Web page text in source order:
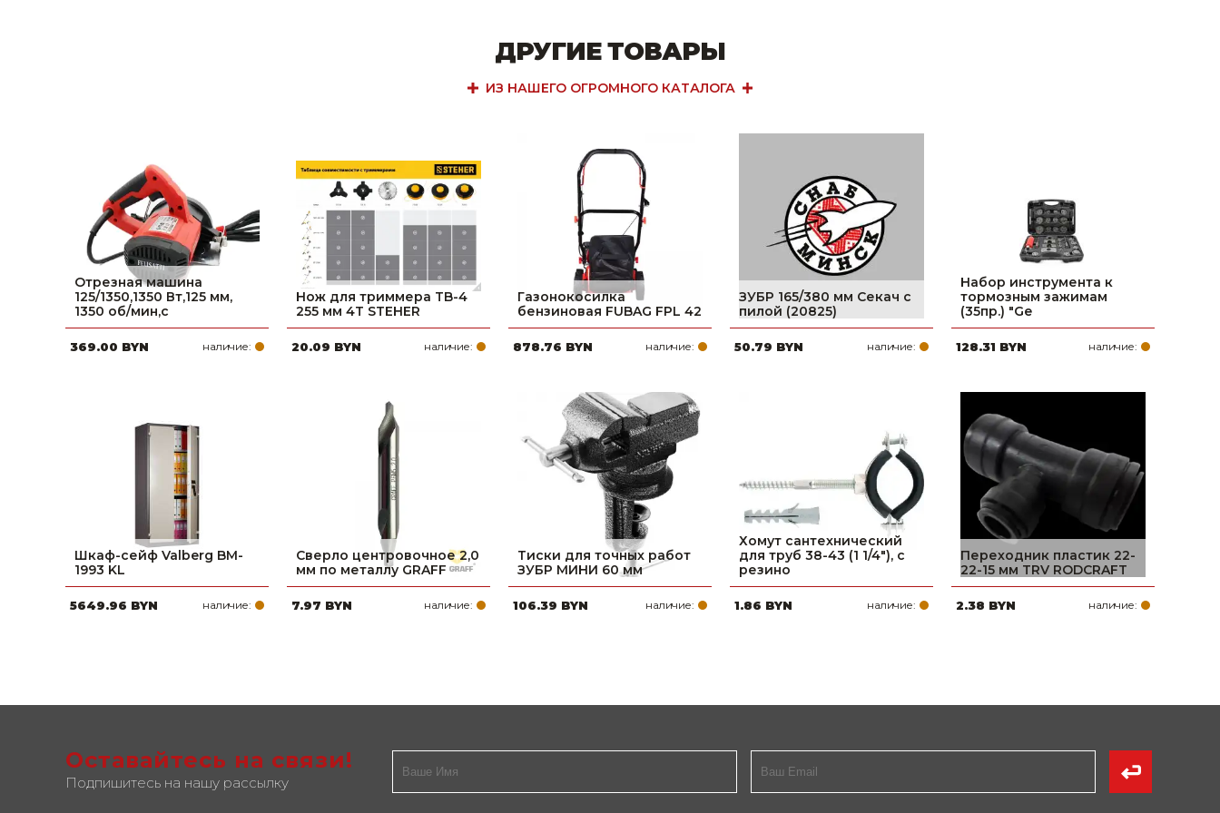
Автомобильные товары, инструменты
Резинотехнические, асбестовые изделия, каболка
ДРУГИЕ ТОВАРЫ
ИЗ НАШЕГО ОГРОМНОГО КАТАЛОГА
Отрезная машина
125/1350,1350 Вт,125 мм,
1350 об/мин,с
369.00 BYN наличие:
Нож для триммера TB-4
255 мм 4T STEHER
20.09 BYN наличие:
Газонокосилка
бензиновая FUBAG FPL 42
878.76 BYN наличие:
ЗУБР 165/380 мм Секач с
пилой (20825)
50.79 BYN наличие:
Набор инструмента к
тормозным зажимам
(35пр.) "Ge
128.31 BYN наличие:
Шкаф-сейф Valberg BM-
1993 KL
5649.96 BYN наличие:
Сверло центровочное 2,0
мм по металлу GRAFF
7.97 BYN наличие:
Тиски для точных работ
ЗУБР МИНИ 60 мм
106.39 BYN наличие:
Хомут сантехнический
для труб 38-43 (1 1/4"), с
резино
1.86 BYN наличие:
Переходник пластик 22-
22-15 мм TRV RODCRAFT
2.38 BYN наличие:
Оставайтесь на связи!
Подпишитесь на нашу рассылку